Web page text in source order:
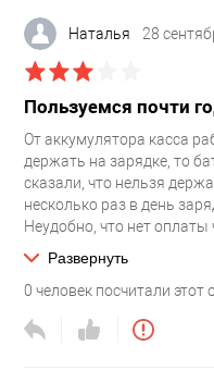
Наталья 28
Пользуемся почти
От аккумулятора касса
держать на зарядке, то
сказали, что нельзя
несколько раз в день
Неудобно, что нет
Развернуть
0 человек посчитали